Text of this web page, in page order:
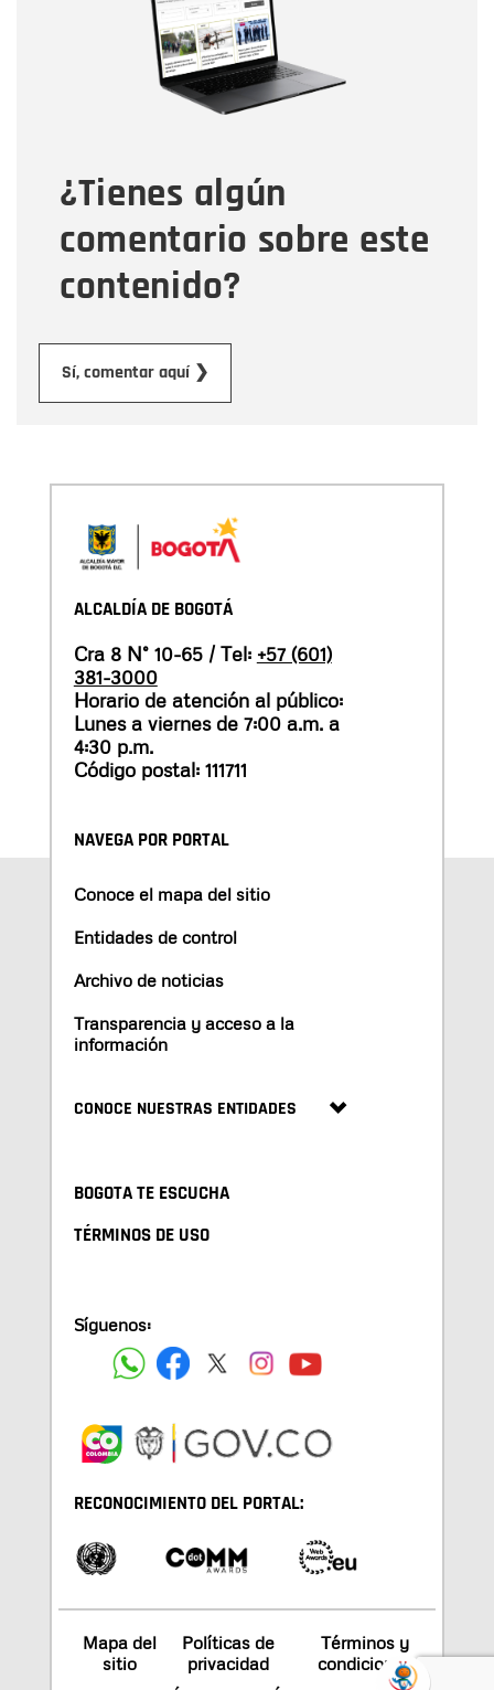
¿Tienes algún
comentario sobre este
contenido?
Sí, comentar aquí ❯
Correo electrónico
Tipo de comentario
Mensaje
ALCALDÍA DE BOGOTÁ
Cra 8 N° 10-65 / Tel: +57 (601)
381-3000
Horario de atención al público:
Lunes a viernes de 7:00 a.m. a
4:30 p.m.
Código postal: 111711
NAVEGA POR PORTAL
Conoce el mapa del sitio
Entidades de control
Archivo de noticias
Transparencia y acceso a la
información
CONOCE NUESTRAS ENTIDADES
BOGOTA TE ESCUCHA
TÉRMINOS DE USO
Síguenos:
RECONOCIMIENTO DEL PORTAL:
Mapa del
sitio
Políticas de
privacidad
Términos y
condiciones